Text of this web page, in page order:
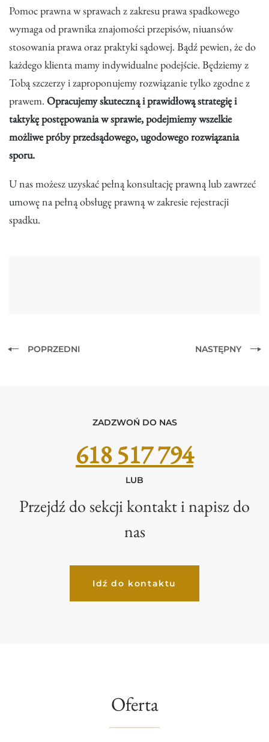
Pomoc prawna w sprawach z zakresu prawa spadkowego
wymaga od prawnika znajomości przepisów, niuansów
stosowania prawa oraz praktyki sądowej. Bądź pewien, że do
każdego klienta mamy indywidualne podejście. Będziemy z
Tobą szczerzy i zaproponujemy rozwiązanie tylko zgodne z
prawem. Opracujemy skuteczną i prawidłową strategię i
taktykę postępowania w sprawie, podejmiemy wszelkie
możliwe próby przedsądowego, ugodowego rozwiązania
sporu.
U nas możesz uzyskać pełną konsultację prawną lub zawrzeć
umowę na pełną obsługę prawną w zakresie rejestracji
spadku.
POPRZEDNI NASTĘPNY
ZADZWOŃ DO NAS
618 517 794
LUB
Przejdź do sekcji kontakt i napisz do
nas
Idź do kontaktu
Oferta